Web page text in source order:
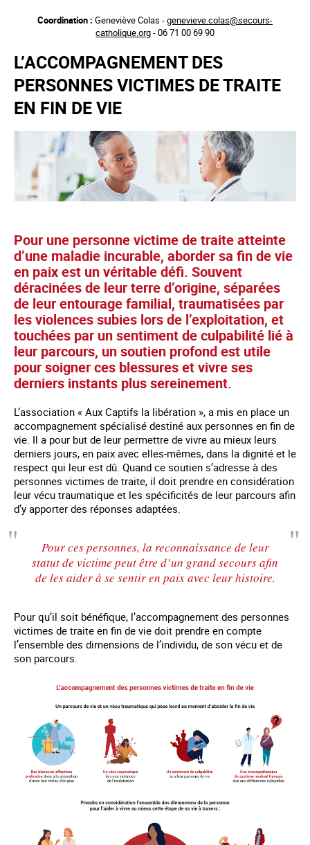
principal
Coordination : Geneviève Colas -genevieve.colas@secours-
catholique.org- 06 71 00 69 90
L’ACCOMPAGNEMENT DES
PERSONNES VICTIMES DE TRAITE
EN FIN DE VIE
Pour une personne victime de traite atteinte
d’une maladie incurable, aborder sa fin de vie
en paix est un véritable défi. Souvent
déracinées de leur terre d’origine, séparées
de leur entourage familial, traumatisées par
les violences subies lors de l’exploitation, et
touchées par un sentiment de culpabilité lié à
leur parcours, un soutien profond est utile
pour soigner ces blessures et vivre ses
derniers instants plus sereinement.
L’association « Aux Captifs la libération », a mis en place un
accompagnement spécialisé destiné aux personnes en fin de
vie. Il a pour but de leur permettre de vivre au mieux leurs
derniers jours, en paix avec elles-mêmes, dans la dignité et le
respect qui leur est dû. Quand ce soutien s’adresse à des
personnes victimes de traite, il doit prendre en considération
leur vécu traumatique et les spécificités de leur parcours afin
d’y apporter des réponses adaptées.
Pour ces personnes, la reconnaissance de leur
statut de victime peut être d’un grand secours afin
de les aider à se sentir en paix avec leur histoire.
Pour qu’il soit bénéfique, l’accompagnement des personnes
victimes de traite en fin de vie doit prendre en compte
l’ensemble des dimensions de l’individu, de son vécu et de
son parcours.